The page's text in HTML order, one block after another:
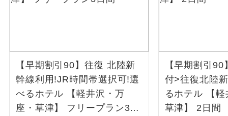
【早期割引90】往復 北陸新
幹線利用!JR時間帯選択可!選
べるホテル 【軽井沢・万
座・草津】 フリープラン3日
【早期割引
付>往復北陸
るホテル 【
草津】 2日間